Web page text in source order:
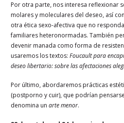
Por otra parte, nos interesa reflexionar
molares y moleculares del deseo, así
otra ética sexo-afectiva que no
familiares heteronormadas. También
devenir manada como forma de
usaremos los textos:Foucault para
deseo libertario: sobre las afectaciones
Por último, abordaremos prácticas
(postporno y cuir), que podrían
denomina unarte menor.